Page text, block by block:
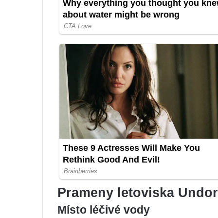
Prameny letoviska
Místo léčivé vody